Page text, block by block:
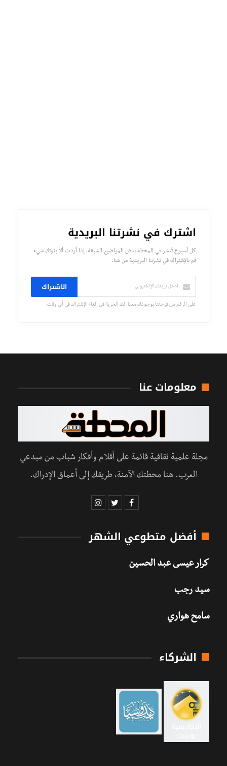
اشترك في نشرتنا البريدية
كل أسبوع تُنشر في المحطة بعض المواضيع الشيقة، إذا أردت ألا يفوتك شيء
قم بالإشتراك في نشرتنا البريدية من هنا.
الاشتراك
على الرغم من فرحتنا بوجودك معنا، لك الحرية في إلغاء الإشتراك في أي وقت.
معلومات عنا
مجلة علمية ثقافية قائمة على أقلام وأفكار شباب من مبدعي
العرب. هنا محطتك الآمنة، طريقك إلى أعماق الإدراك.
أفضل متطوعي الشهر
كرار عيسى عبد الحسين
سيد رجب
سامح هواري
الشركاء